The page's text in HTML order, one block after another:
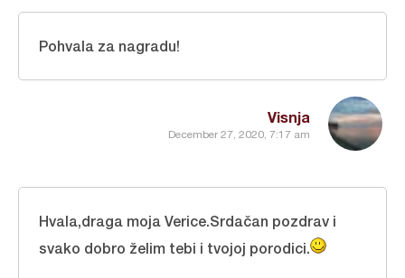
Visnja
December 27, 2020, 7:17 am
Pohvala za nagradu!
Hvala,draga moja Verice.Srdačan pozdrav i
svako dobro želim tebi i tvojoj porodici.